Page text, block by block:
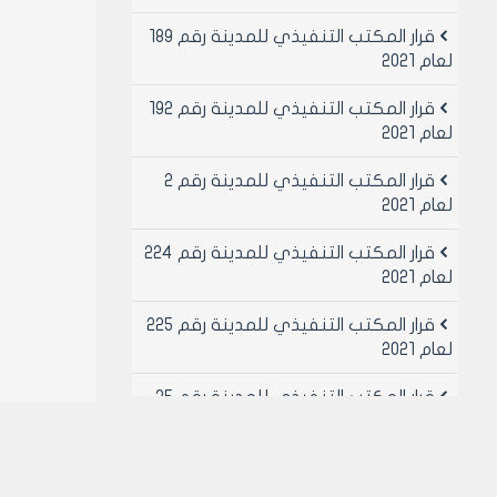
قرار المكتب التنفيذي للمدينة رقم 189
لعام 2021
قرار المكتب التنفيذي للمدينة رقم 192
لعام 2021
قرار المكتب التنفيذي للمدينة رقم 2
لعام 2021
قرار المكتب التنفيذي للمدينة رقم 224
لعام 2021
قرار المكتب التنفيذي للمدينة رقم 225
لعام 2021
قرار المكتب التنفيذي للمدينة رقم 25